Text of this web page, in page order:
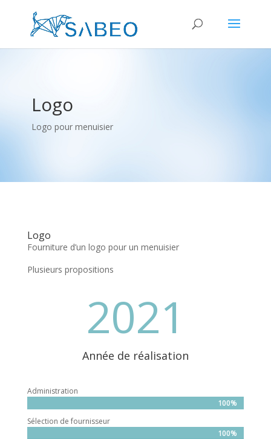
Logo
Logo pour menuisier
Logo
Fourniture d’un logo pour un menuisier
Plusieurs propositions
2021
Année de réalisation
Administration
100%
100%
Sélection de fournisseur
100%
100%